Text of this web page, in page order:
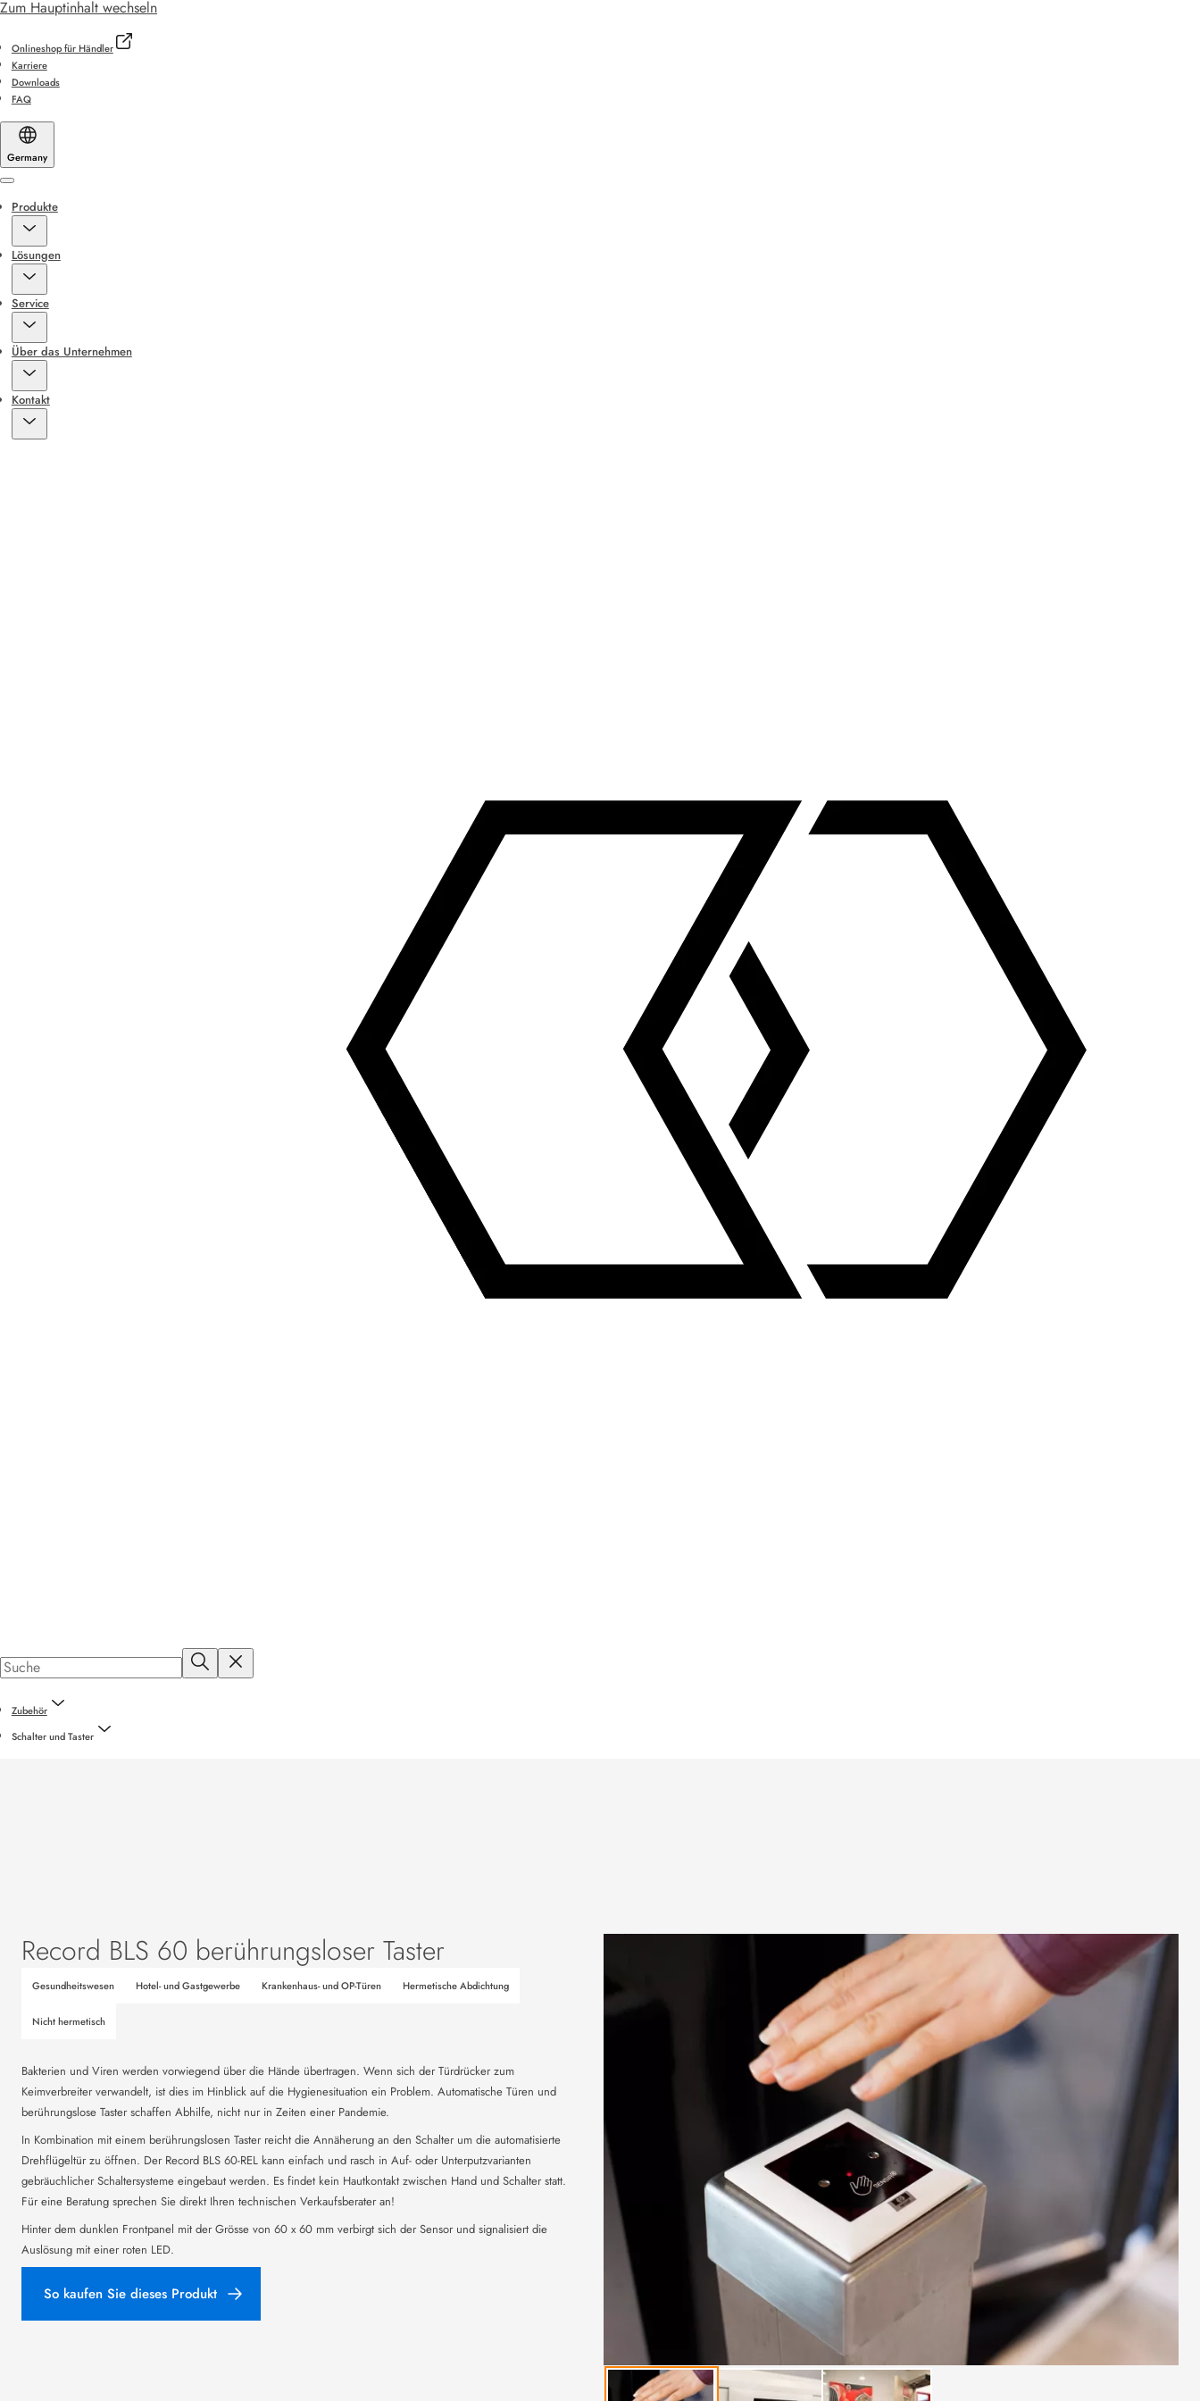
Zum Hauptinhalt wechseln
Onlineshop für Händler
Karriere
Downloads
FAQ
Germany
Menu
Produkte
Lösungen
Service
Über das Unternehmen
Kontakt
Zubehör
Schalter und Taster
Record BLS 60 berührungsloser Taster
Gesundheitswesen Hotel- und Gastgewerbe Krankenhaus- und OP-Türen Hermetische Abdichtung
Nicht hermetisch
Bakterien und Viren werden vorwiegend über die Hände übertragen. Wenn sich der Türdrücker zum
Keimverbreiter verwandelt, ist dies im Hinblick auf die Hygienesituation ein Problem. Automatische Türen und
berührungslose Taster schaffen Abhilfe, nicht nur in Zeiten einer Pandemie.
In Kombination mit einem berührungslosen Taster reicht die Annäherung an den Schalter um die automatisierte
Drehflügeltür zu öffnen. Der Record BLS 60-REL kann einfach und rasch in Auf- oder Unterputzvarianten
gebräuchlicher Schaltersysteme eingebaut werden. Es findet kein Hautkontakt zwischen Hand und Schalter statt.
Für eine Beratung sprechen Sie direkt Ihren technischen Verkaufsberater an!
Hinter dem dunklen Frontpanel mit der Grösse von 60 x 60 mm verbirgt sich der Sensor und signalisiert die
Auslösung mit einer roten LED.
So kaufen Sie dieses Produkt